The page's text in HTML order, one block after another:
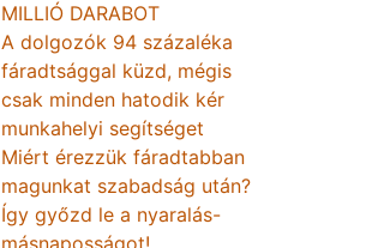
MILLIÓ DARABOT
A dolgozók 94 százaléka
fáradtsággal küzd, mégis
csak minden hatodik kér
munkahelyi segítséget
Miért érezzük fáradtabban
magunkat szabadság után?
Így győzd le a nyaralás-
másnaposságot!